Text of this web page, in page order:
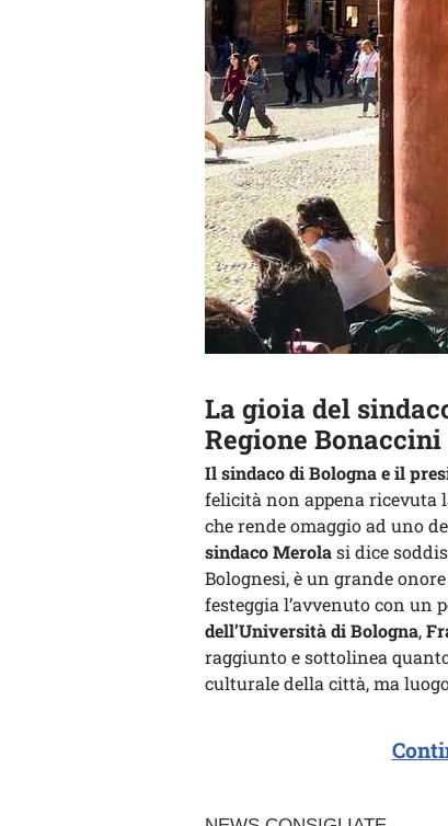
La gioia del
Regione Bonaccini
Il sindaco di Bologna e il
felicità non appena
che rende omaggio ad uno
sindaco Merolasi dice
Bolognesi, è un grande
festeggia l’avvenuto con un
dell’Università di Bologna,
raggiunto e sottolinea
culturale della città, ma